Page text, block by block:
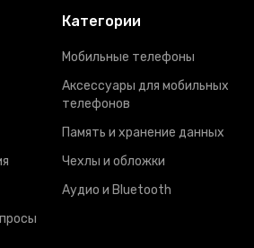
Категории
Мобильные телефоны
Аксессуары для мобильных
телефонов
Память и хранение данных
Чехлы и обложки
Аудио и Bluetooth